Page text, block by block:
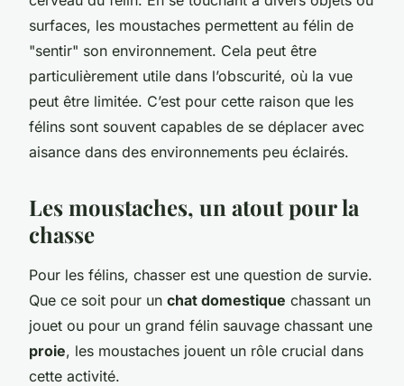
surfaces, les moustaches permettent au félin de
"sentir" son environnement. Cela peut être
particulièrement utile dans l’obscurité, où la vue
peut être limitée. C’est pour cette raison que les
félins sont souvent capables de se déplacer avec
aisance dans des environnements peu éclairés.
Les moustaches, un atout pour la
chasse
Pour les félins, chasser est une question de survie.
Que ce soit pour un chat domestique chassant un
jouet ou pour un grand félin sauvage chassant une
proie, les moustaches jouent un rôle crucial dans
cette activité.